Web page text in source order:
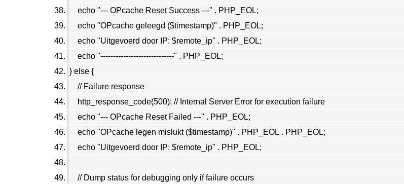
echo "--- OPcache Reset Success ---" . PHP_EOL;
echo "OPcache geleegd ($timestamp)" . PHP_EOL;
echo "Uitgevoerd door IP: $remote_ip" . PHP_EOL;
echo "-----------------------------" . PHP_EOL;
} else {
// Failure response
http_response_code(500); // Internal Server Error for execution failure
echo "--- OPcache Reset Failed ---" . PHP_EOL;
echo "OPcache legen mislukt ($timestamp)" . PHP_EOL . PHP_EOL;
echo "Uitgevoerd door IP: $remote_ip" . PHP_EOL;
// Dump status for debugging only if failure occurs